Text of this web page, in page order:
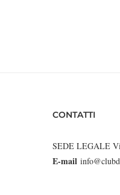
CONTATTI
SEDE LEGALE
E-mail